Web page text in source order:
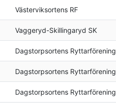
Västerviksortens RF
Vaggeryd-Skillingaryd SK
Dagstorpsortens Ryttarförening
Dagstorpsortens Ryttarförening
Dagstorpsortens Ryttarförening